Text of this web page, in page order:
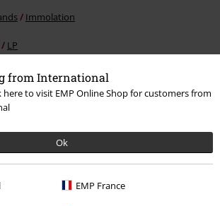
from International
here to visit EMP Online Shop for customers from
Ok
EMP France
Immolation
LP
Crossover
20%
Sleva
poukaz, když se přihlásíte